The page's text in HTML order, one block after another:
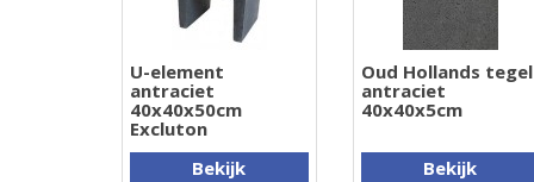
U-element
antraciet
40x40x50cm
Excluton
Bekijk
Oud Hollands tegel
antraciet
40x40x5cm
Bekijk